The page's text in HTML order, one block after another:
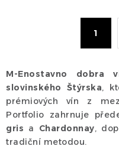
c
í
p
r
v
n
k
o
v
á
1
M-Enostavno dobra
slovinského Štýrska,
prémiových vín z
Portfolio zahrnuje
gris a Chardonnay,
tradiční metodou.